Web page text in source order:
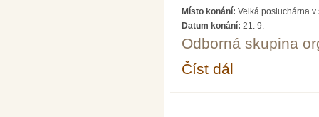
Místo konání: Velká posluchárna v
Datum konání: 21. 9.
Odborná skupina
Číst dál